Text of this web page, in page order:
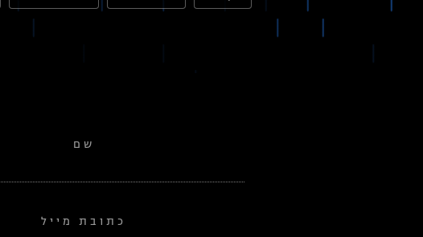
שם
כתובת מייל